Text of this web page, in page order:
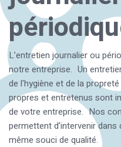
L’entretien journalier ou
notre entreprise. Un
de l'hygiène et de la
propres et entretenus sont
de votre entreprise. Nos
permettent d’intervenir
même souci de qualité.